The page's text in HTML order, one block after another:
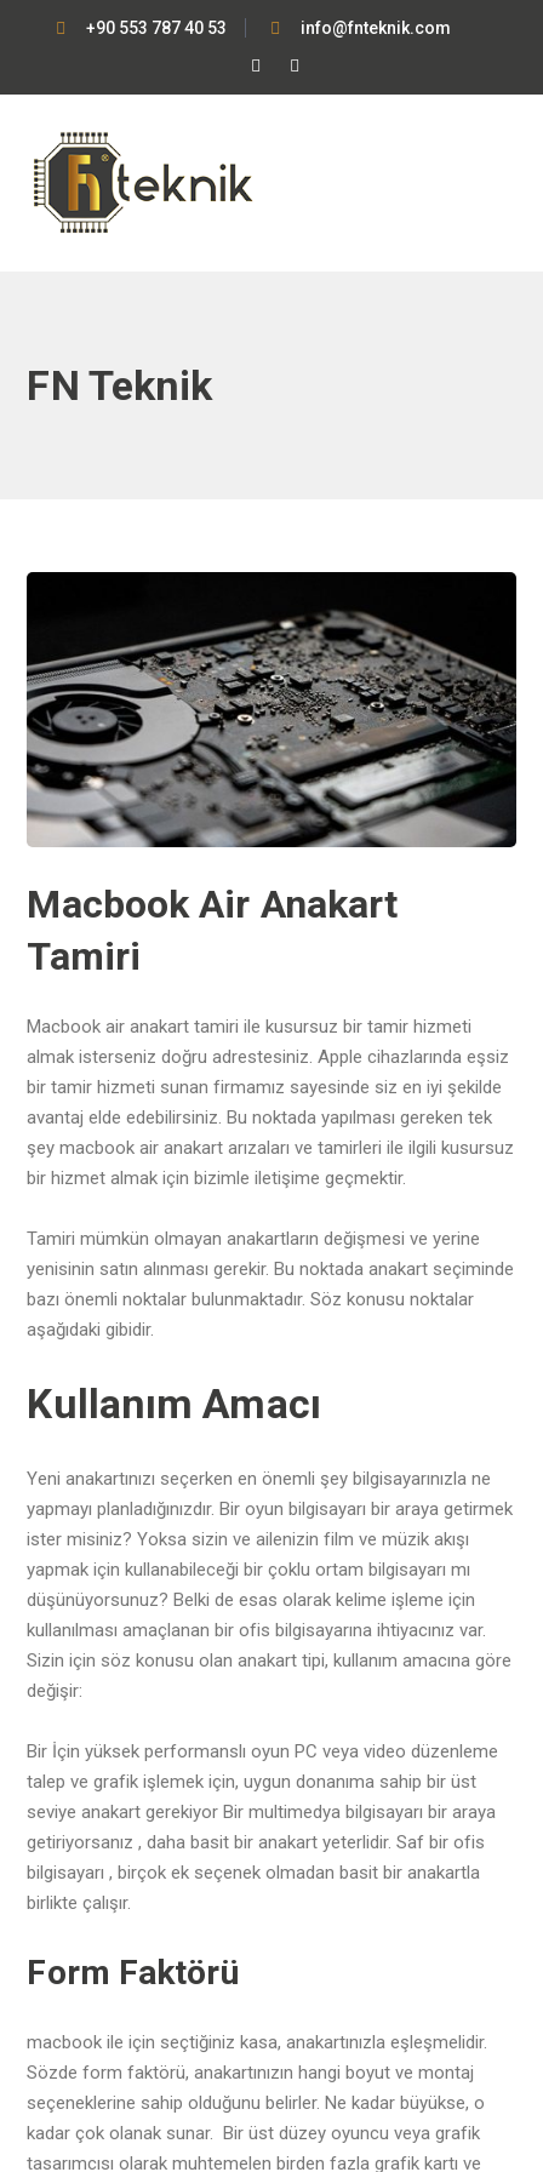
+90 553 787 40 53
info@fnteknik.com
Facebook
Profile
Instagram
Profile
FN Teknik
Macbook Air Anakart
Tamiri
Macbook air anakart tamiri ile kusursuz bir tamir hizmeti
almak isterseniz doğru adrestesiniz. Apple cihazlarında eşsiz
bir tamir hizmeti sunan firmamız sayesinde siz en iyi şekilde
avantaj elde edebilirsiniz. Bu noktada yapılması gereken tek
şey macbook air anakart arızaları ve tamirleri ile ilgili kusursuz
bir hizmet almak için bizimle iletişime geçmektir.
Tamiri mümkün olmayan anakartların değişmesi ve yerine
yenisinin satın alınması gerekir. Bu noktada anakart seçiminde
bazı önemli noktalar bulunmaktadır. Söz konusu noktalar
aşağıdaki gibidir.
Kullanım Amacı
Yeni anakartınızı seçerken en önemli şey bilgisayarınızla ne
yapmayı planladığınızdır. Bir oyun bilgisayarı bir araya getirmek
ister misiniz? Yoksa sizin ve ailenizin film ve müzik akışı
yapmak için kullanabileceği bir çoklu ortam bilgisayarı mı
düşünüyorsunuz? Belki de esas olarak kelime işleme için
kullanılması amaçlanan bir ofis bilgisayarına ihtiyacınız var.
Sizin için söz konusu olan anakart tipi, kullanım amacına göre
değişir:
Bir İçin yüksek performanslı oyun PC veya video düzenleme
talep ve grafik işlemek için, uygun donanıma sahip bir üst
seviye anakart gerekiyor Bir multimedya bilgisayarı bir araya
getiriyorsanız , daha basit bir anakart yeterlidir. Saf bir ofis
bilgisayarı , birçok ek seçenek olmadan basit bir anakartla
birlikte çalışır.
Form Faktörü
macbook ile için seçtiğiniz kasa, anakartınızla eşleşmelidir.
Sözde form faktörü, anakartınızın hangi boyut ve montaj
seçeneklerine sahip olduğunu belirler. Ne kadar büyükse, o
kadar çok olanak sunar. Bir üst düzey oyuncu veya grafik
tasarımcısı olarak muhtemelen birden fazla grafik kartı ve